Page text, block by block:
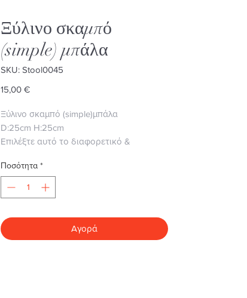
Ξύλινο σκαμπό
(simple) μπάλα
SKU: Stool0045
15,00 €Τιμή
Ξύλινο σκαμπό (simple)μπάλα
D:25cm H:25cm
Επιλέξτε αυτό το διαφορετικό &
ενθουσιαστούν!
• Άμεση παράδοση σε όλη την Ελλάδα.
Ποσότητα *
Αγορά